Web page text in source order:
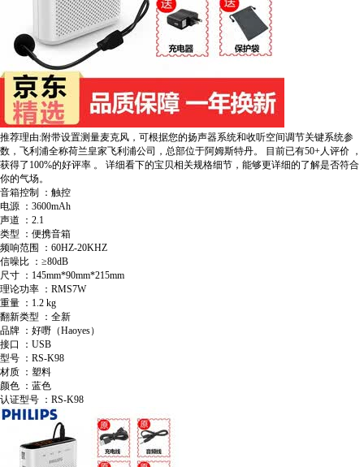
推荐理由:附带设置测量麦克风，可根据您的扬声器系统和收听空间调节关键系统参
数，飞利浦全称荷兰皇家飞利浦公司，总部位于阿姆斯特丹。
目前已有50+人评价 ，
获得了100%的好评率 。
详细看下的宝贝相关规格细节，能够更详细的了解是否符合
你的气场。
音箱控制 ：触控
电源 ：3600mAh
声道 ：2.1
类型 ：便携音箱
频响范围 ：60HZ-20KHZ
信噪比 ：≥80dB
尺寸 ：145mm*90mm*215mm
理论功率 ：RMS7W
重量 ：1.2 kg
翻新类型 ：全新
品牌 ：好嘢（Haoyes）
接口 ：USB
型号 ：RS-K98
材质 ：塑料
颜色 ：蓝色
认证型号 ：RS-K98